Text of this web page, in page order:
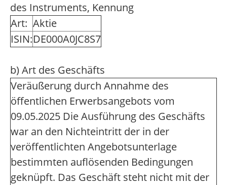
des Instruments, Kennung
Art: Aktie
ISIN:DE000A0JC8S7
b) Art des Geschäfts
Veräußerung durch Annahme des
öffentlichen Erwerbsangebots vom
09.05.2025 Die Ausführung des Geschäfts
war an den Nichteintritt der in der
veröffentlichten Angebotsunterlage
bestimmten auflösenden Bedingungen
geknüpft. Das Geschäft steht nicht mit der